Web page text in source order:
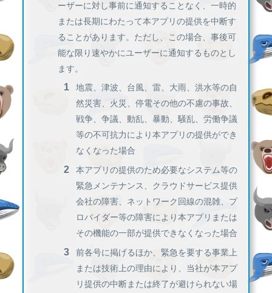
ーザーに対し事前に通知することなく、一時的
または長期にわたって本アプリの提供を中断す
ることがあります。ただし、この場合、事後可
能な限り速やかにユーザーに通知するものとし
ます。
地震、津波、台風、雷、大雨、洪水等の自
然災害、火災、停電その他の不慮の事故、
戦争、争議、動乱、暴動、騒乱、労働争議
等の不可抗力により本アプリの提供ができ
なくなった場合
本アプリの提供のため必要なシステム等の
緊急メンテナンス、クラウドサービス提供
会社の障害、ネットワーク回線の混雑、プ
ロバイダー等の障害により本アプリまたは
その機能の一部が提供できなくなった場合
前各号に掲げるほか、緊急を要する事業上
または技術上の理由により、当社が本アプ
リ提供の中断または終了が避けられない場